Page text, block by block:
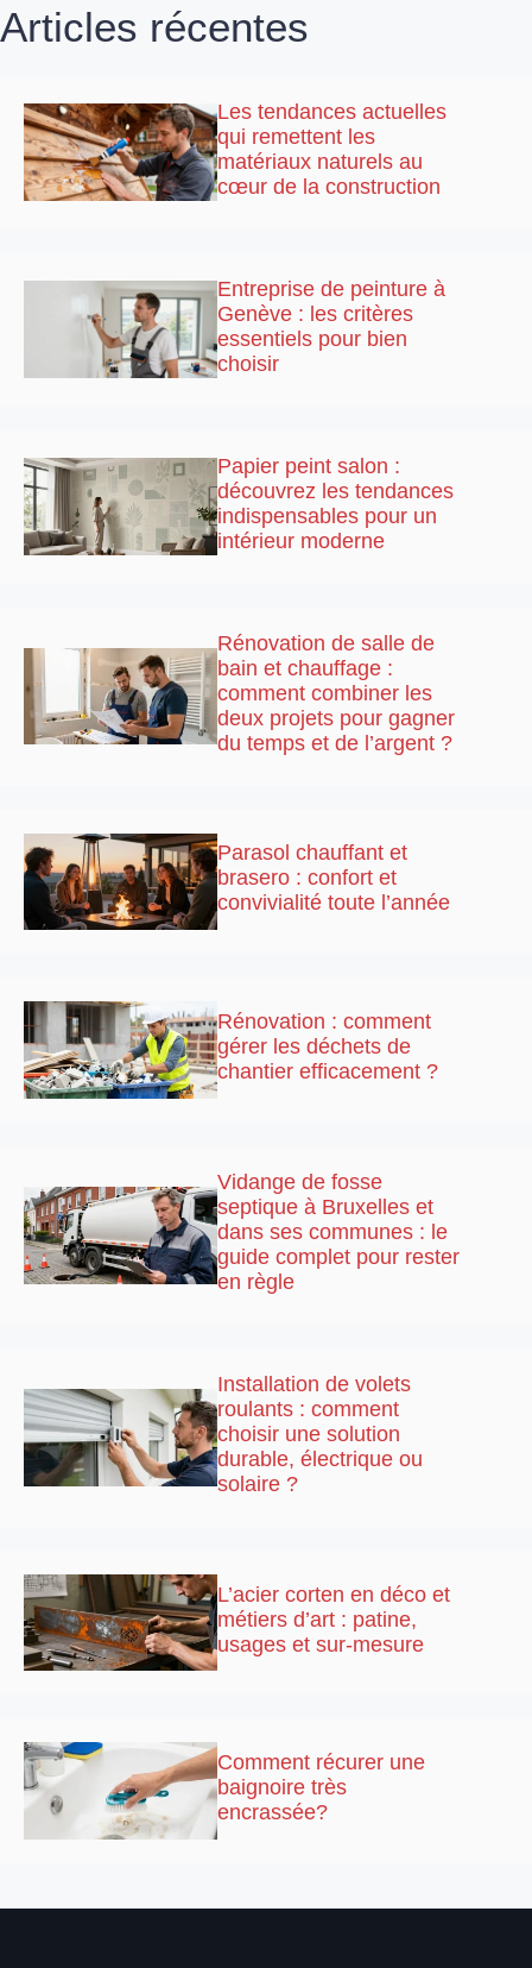
Articles récentes
Les tendances actuelles
qui remettent les
matériaux naturels au
cœur de la construction
Entreprise de peinture à
Genève : les critères
essentiels pour bien
choisir
Papier peint salon :
découvrez les tendances
indispensables pour un
intérieur moderne
Rénovation de salle de
bain et chauffage :
comment combiner les
deux projets pour gagner
du temps et de l’argent ?
Parasol chauffant et
brasero : confort et
convivialité toute l’année
Rénovation : comment
gérer les déchets de
chantier efficacement ?
Vidange de fosse
septique à Bruxelles et
dans ses communes : le
guide complet pour rester
en règle
Installation de volets
roulants : comment
choisir une solution
durable, électrique ou
solaire ?
L’acier corten en déco et
métiers d’art : patine,
usages et sur-mesure
Comment récurer une
baignoire très
encrassée?